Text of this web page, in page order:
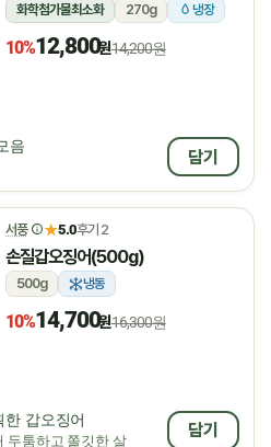
화학첨가물최소화 270g 냉장
10%12,800원14,200원
음 담기
서풍 ★5.0후기 2
손질갑오징어(500g)
500g 냉동
10%14,700원16,300원
갑오징어
두툼하고 쫄깃한 살
담기